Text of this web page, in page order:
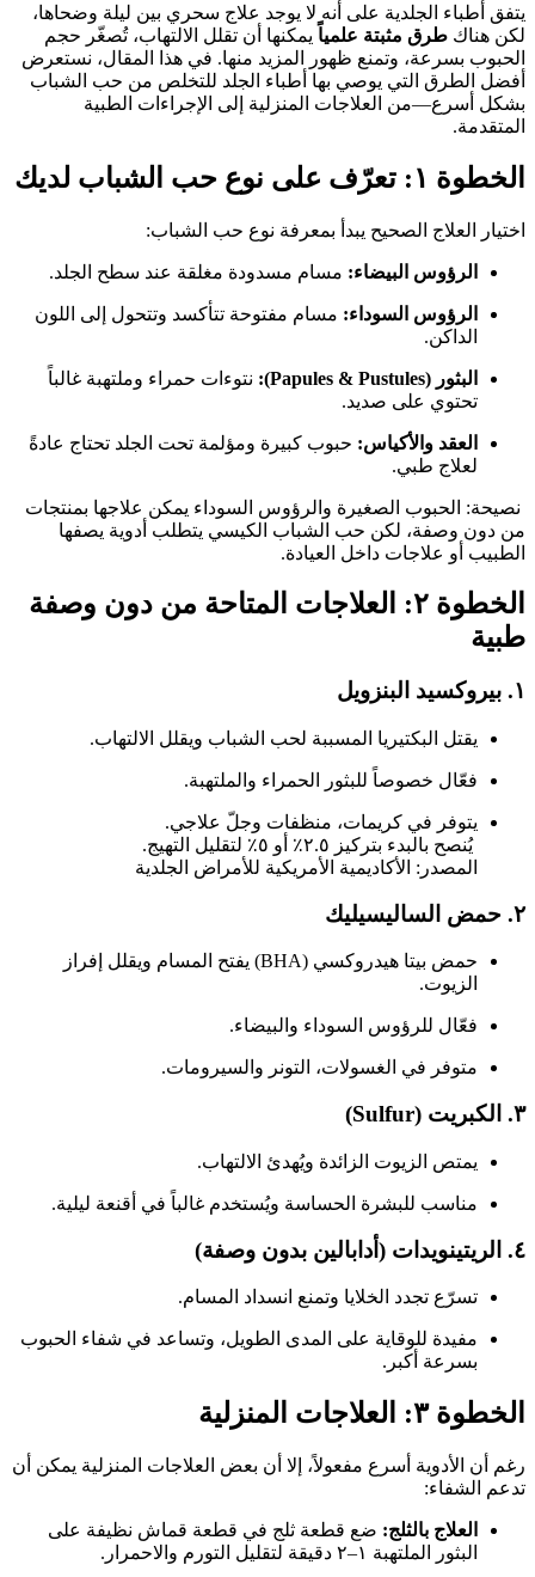
يتفق أطباء الجلدية على أنه لا يوجد علاج سحري بين ليلة وضحاها،
لكن هناك طرق مثبتة علمياً يمكنها أن تقلل الالتهاب، تُصغّر حجم
الحبوب بسرعة، وتمنع ظهور المزيد منها. في هذا المقال، نستعرض
أفضل الطرق التي يوصي بها أطباء الجلد للتخلص من حب الشباب
بشكل أسرع—من العلاجات المنزلية إلى الإجراءات الطبية
المتقدمة.
الخطوة ١: تعرّف على نوع حب الشباب لديك
اختيار العلاج الصحيح يبدأ بمعرفة نوع حب الشباب:
الرؤوس البيضاء: مسام مسدودة مغلقة عند سطح الجلد.
الرؤوس السوداء: مسام مفتوحة تتأكسد وتتحول إلى اللون
الداكن.
البثور (Papules & Pustules):
نتوءات حمراء وملتهبة غالباً
تحتوي على صديد.
العقد والأكياس: حبوب كبيرة ومؤلمة تحت الجلد تحتاج عادةً
لعلاج طبي.
نصيحة: الحبوب الصغيرة والرؤوس السوداء يمكن علاجها بمنتجات
من دون وصفة، لكن حب الشباب الكيسي يتطلب أدوية يصفها
الطبيب أو علاجات داخل العيادة.
الخطوة ٢: العلاجات المتاحة من دون وصفة
طبية
١. بيروكسيد البنزويل
يقتل البكتيريا المسببة لحب الشباب ويقلل الالتهاب.
فعّال خصوصاً للبثور الحمراء والملتهبة.
يتوفر في كريمات، منظفات وجلّ علاجي.
يُنصح بالبدء بتركيز ٢.٥٪ أو ٥٪ لتقليل التهيج.
المصدر: الأكاديمية الأمريكية للأمراض الجلدية
٢. حمض الساليسيليك
حمض بيتا هيدروكسي (BHA) يفتح المسام ويقلل إفراز
الزيوت.
فعّال للرؤوس السوداء والبيضاء.
متوفر في الغسولات، التونر والسيرومات.
٣. الكبريت (Sulfur)
يمتص الزيوت الزائدة ويُهدئ الالتهاب.
مناسب للبشرة الحساسة ويُستخدم غالباً في أقنعة ليلية.
٤. الريتينويدات (أدابالين بدون وصفة)
تسرّع تجدد الخلايا وتمنع انسداد المسام.
مفيدة للوقاية على المدى الطويل، وتساعد في شفاء الحبوب
بسرعة أكبر.
الخطوة ٣: العلاجات المنزلية
رغم أن الأدوية أسرع مفعولاً، إلا أن بعض العلاجات المنزلية يمكن أن
تدعم الشفاء:
العلاج بالثلج: ضع قطعة ثلج في قطعة قماش نظيفة على
البثور الملتهبة ١–٢ دقيقة لتقليل التورم والاحمرار.